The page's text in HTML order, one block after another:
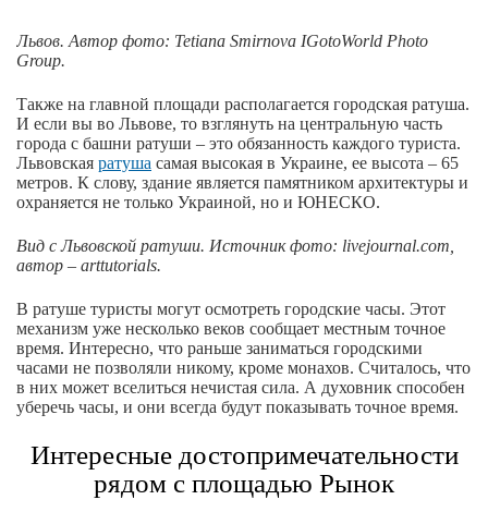
Львов. Автор фото: Tetiana Smirnova IGotoWorld Photo
Group.
Также на главной площади располагается городская ратуша.
И если вы во Львове, то взглянуть на центральную часть
города с башни ратуши – это обязанность каждого туриста.
Львовская ратуша самая высокая в Украине, ее высота – 65
метров. К слову, здание является памятником архитектуры и
охраняется не только Украиной, но и ЮНЕСКО.
Вид с Львовской ратуши. Источник фото: livejournal.com,
автор – arttutorials.
В ратуше туристы могут осмотреть городские часы. Этот
механизм уже несколько веков сообщает местным точное
время. Интересно, что раньше заниматься городскими
часами не позволяли никому, кроме монахов. Считалось, что
в них может вселиться нечистая сила. А духовник способен
уберечь часы, и они всегда будут показывать точное время.
Интересные достопримечательности
рядом с площадью Рынок